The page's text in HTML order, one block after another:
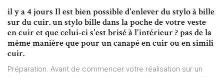
il y a 4 jours Il est bien possible d'enlever du stylo à bille
sur du cuir. un stylo bille dans la poche de votre veste
en cuir et que celui-ci s'est brisé à l'intérieur ? pas de la
même manière que pour un canapé en cuir ou en simili
cuir.
Préparation. Avant de commencer votre réalisation sur un